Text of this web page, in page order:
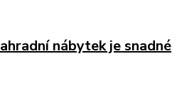
nábytek je snadné